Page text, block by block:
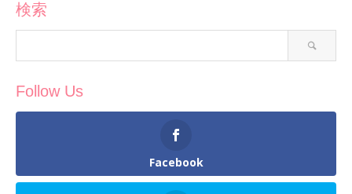
検索
Follow Us
Facebook